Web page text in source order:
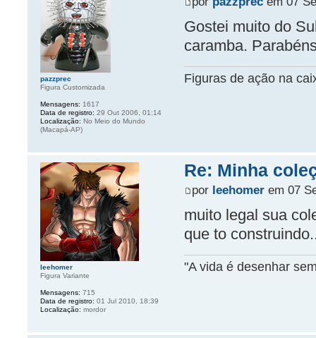
Gostei muito do
caramba.
Figuras de ação na
pazzprec
Figura Customizada
Mensagens: 1617
Data de registro: 29 Out 2006, 01:14
Localização: No Meio do Mundo
(Macapá-AP)
Re: Minha
por leehomerem 07
muito legal sua
que to
"A vida é desenhar
leehomer
Figura Variante
Mensagens: 715
Data de registro: 01 Jul 2010, 18:39
Localização: mordor